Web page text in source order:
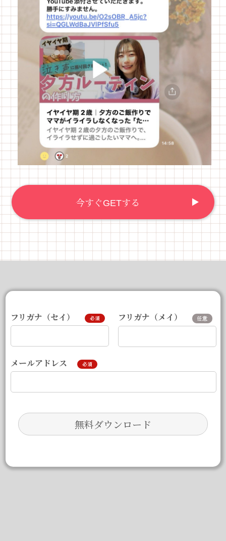
今すぐGETする
フリガナ（セイ） 必須 フリガナ（メイ） 任意
メールアドレス 必須